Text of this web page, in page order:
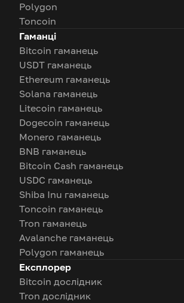
Polygon
Toncoin
Гаманці
Bitcoin гаманець
USDT гаманець
Ethereum гаманець
Solana гаманець
Litecoin гаманець
Dogecoin гаманець
Monero гаманець
BNB гаманець
Bitcoin Cash гаманець
USDC гаманець
Shiba Inu гаманець
Toncoin гаманець
Tron гаманець
Avalanche гаманець
Polygon гаманець
Експлорер
Bitcoin дослідник
Tron дослідник